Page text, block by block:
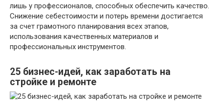
лишь у профессионалов, способных обеспечить качество.
Снижение себестоимости и потерь времени достигается
за счет грамотного планирования всех этапов,
использования качественных материалов и
профессиональных инструментов.
25 бизнес-идей, как заработать на
стройке и ремонте